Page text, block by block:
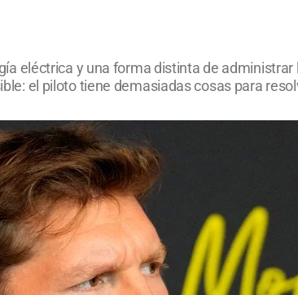
eléctrica y una forma distinta de
el piloto tiene demasiadas cosas para